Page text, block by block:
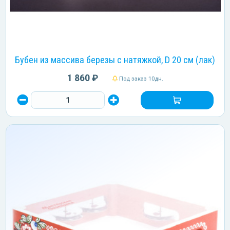
Бубен из массива березы с натяжкой, D 20 см (лак)
1 860 ₽ Под заказ 10дн.